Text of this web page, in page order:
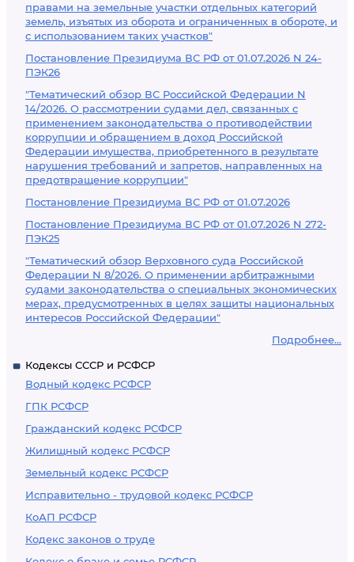
правами на земельные участки отдельных категорий
земель, изъятых из оборота и ограниченных в обороте, и
с использованием таких участков"
Постановление Президиума ВС РФ от 01.07.2026 N 24-
ПЭК26
"Тематический обзор ВС Российской Федерации N
14/2026. О рассмотрении судами дел, связанных с
применением законодательства о противодействии
коррупции и обращением в доход Российской
Федерации имущества, приобретенного в результате
нарушения требований и запретов, направленных на
предотвращение коррупции"
Постановление Президиума ВС РФ от 01.07.2026
Постановление Президиума ВС РФ от 01.07.2026 N 272-
ПЭК25
"Тематический обзор Верховного суда Российской
Федерации N 8/2026. О применении арбитражными
судами законодательства о специальных экономических
мерах, предусмотренных в целях защиты национальных
интересов Российской Федерации"
Подробнее...
Кодексы СССР и РСФСР
Водный кодекс РСФСР
ГПК РСФСР
Гражданский кодекс РСФСР
Жилищный кодекс РСФСР
Земельный кодекс РСФСР
Исправительно - трудовой кодекс РСФСР
КоАП РСФСР
Кодекс законов о труде